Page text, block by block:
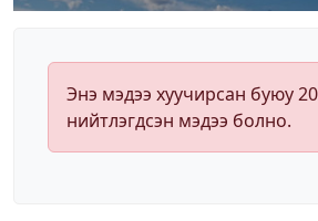
Энэ мэдээ хуучирсан буюу
нийтлэгдсэн мэдээ болно.